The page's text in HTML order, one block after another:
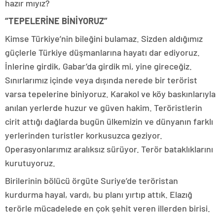
hazır mıyız?
“TEPELERİNE BİNİYORUZ”
Kimse Türkiye’nin bileğini bulamaz. Sizden aldığımız
güçlerle Türkiye düşmanlarına hayatı dar ediyoruz.
İnlerine girdik, Gabar’da girdik mi, yine gireceğiz.
Sınırlarımız içinde veya dışında nerede bir terörist
varsa tepelerine biniyoruz. Karakol ve köy baskınlarıyla
anılan yerlerde huzur ve güven hakim. Teröristlerin
cirit attığı dağlarda bugün ülkemizin ve dünyanın farklı
yerlerinden turistler korkusuzca geziyor.
Operasyonlarımız aralıksız sürüyor. Terör bataklıklarını
kurutuyoruz.
Birilerinin bölücü örgüte Suriye’de teröristan
kurdurma hayal, vardı, bu planı yırtıp attık. Elazığ
terörle mücadelede en çok şehit veren illerden birisi.